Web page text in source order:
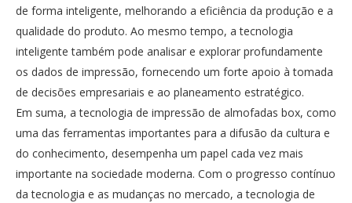
de forma inteligente, melhorando a eficiência da produção e a
qualidade do produto. Ao mesmo tempo, a tecnologia
inteligente também pode analisar e explorar profundamente
os dados de impressão, fornecendo um forte apoio à tomada
de decisões empresariais e ao planeamento estratégico.
Em suma, a tecnologia de impressão de almofadas box, como
uma das ferramentas importantes para a difusão da cultura e
do conhecimento, desempenha um papel cada vez mais
importante na sociedade moderna. Com o progresso contínuo
da tecnologia e as mudanças no mercado, a tecnologia de